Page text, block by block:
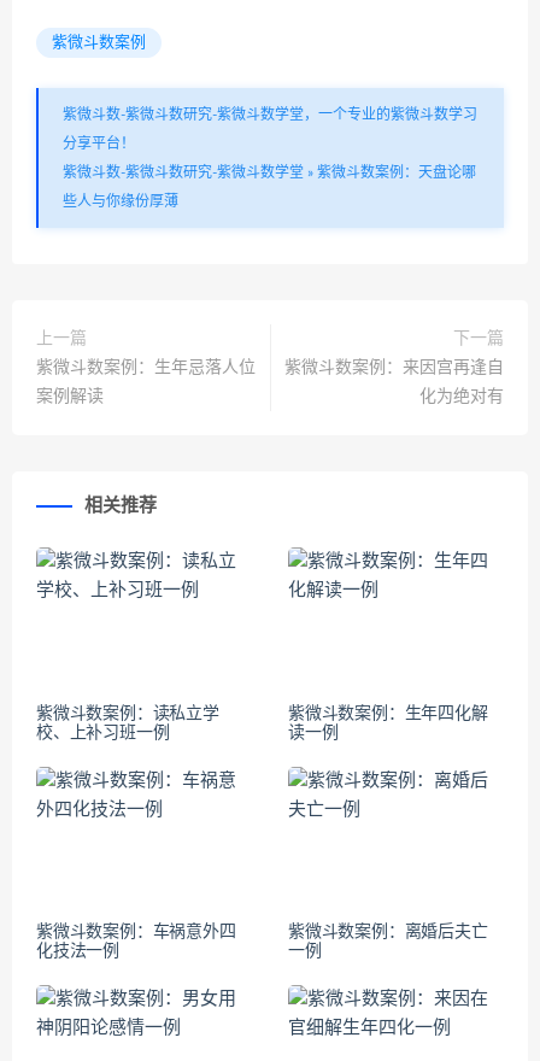
紫微斗数案例
紫微斗数-紫微斗数研究-紫微斗数学堂，一个专业的紫微斗数学习
分享平台！
紫微斗数-紫微斗数研究-紫微斗数学堂 » 紫微斗数案例：天盘论哪
些人与你缘份厚薄
上一篇
紫微斗数案例：生年忌落人位
案例解读
下一篇
紫微斗数案例：来因宫再逢自
化为绝对有
相关推荐
紫微斗数案例：读私立学
校、上补习班一例
紫微斗数案例：生年四化解
读一例
紫微斗数案例：车祸意外四
化技法一例
紫微斗数案例：离婚后夫亡
一例